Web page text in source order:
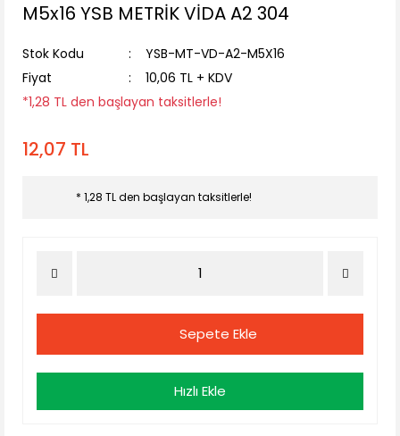
M5x16 YSB METRİK VİDA A2 304
Stok Kodu
YSB-MT-VD-A2-M5X16
Fiyat
10,06 TL + KDV
*1,28 TL den başlayan taksitlerle!
12,07 TL
* 1,28 TL den başlayan taksitlerle!
Sepete Ekle
Hızlı Ekle